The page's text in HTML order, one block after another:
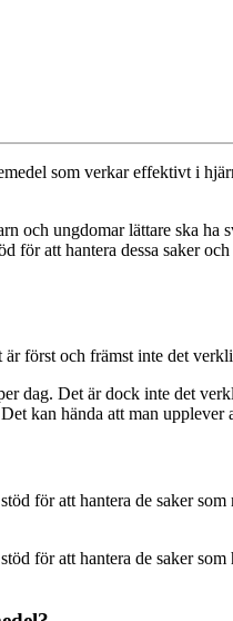
som verkar effektivt i
och ungdomar lättare ska
för att hantera dessa saker
först och främst inte det
dag. Det är dock inte det
kan hända att man
för att hantera de saker
för att hantera de saker